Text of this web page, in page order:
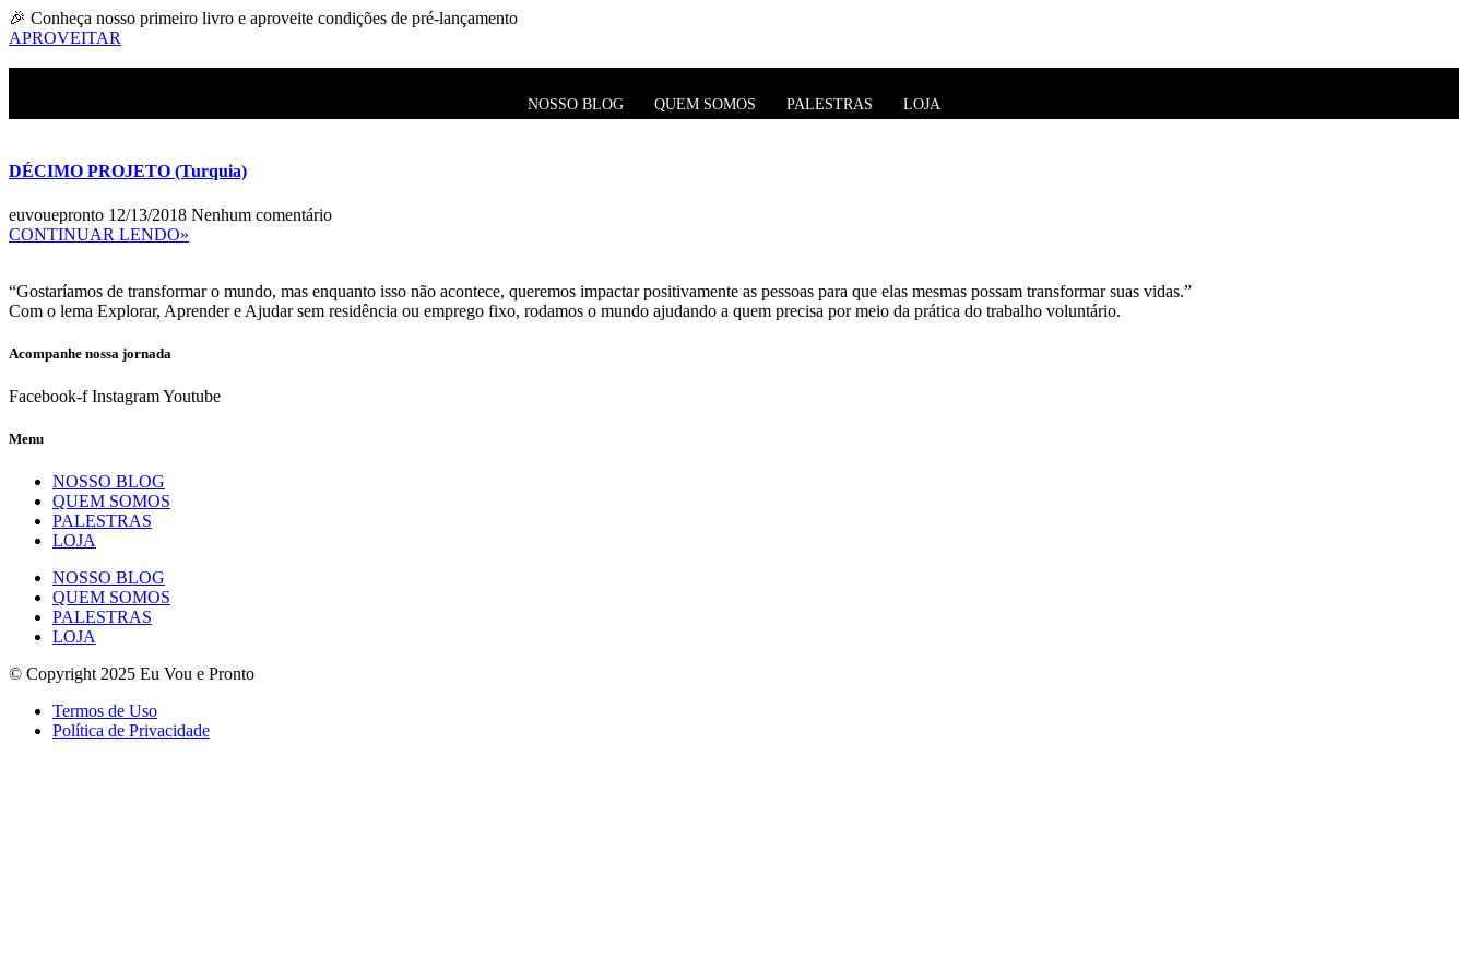
Ir
para
🎉 Conheça nosso primeiro livro e aproveite condições de pré-lançamento
APROVEITAR
NOSSO BLOG QUEM SOMOS PALESTRAS LOJA
DÉCIMO PROJETO (Turquia)
euvouepronto 12/13/2018 Nenhum comentário
CONTINUAR LENDO»
“Gostaríamos de transformar o mundo, mas enquanto isso não acontece, queremos impactar positivamente as pessoas para que elas mesmas possam transformar suas vidas.”
Com o lema Explorar, Aprender e Ajudar sem residência ou emprego fixo, rodamos o mundo ajudando a quem precisa por meio da prática do trabalho voluntário.
Acompanhe nossa jornada
Facebook-f InstagramYoutube
Menu
NOSSO BLOG
QUEM SOMOS
PALESTRAS
LOJA
NOSSO BLOG
QUEM SOMOS
PALESTRAS
LOJA
© Copyright 2025 Eu Vou e Pronto
Termos de Uso
Política de Privacidade